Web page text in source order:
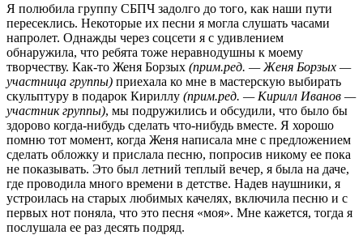
Я полюбила группу СБПЧ задолго до того, как наши пути
пересеклись. Некоторые их песни я могла слушать часами
напролет. Однажды через соцсети я с удивлением
обнаружила, что ребята тоже неравнодушны к моему
творчеству. Как-то Женя Борзых (прим.ред. — Женя Борзых —
участница группы) приехала ко мне в мастерскую выбирать
скульптуру в подарок Кириллу (прим.ред. — Кирилл Иванов —
участник группы), мы подружились и обсудили, что было бы
здорово когда-нибудь сделать что-нибудь вместе. Я хорошо
помню тот момент, когда Женя написала мне с предложением
сделать обложку и прислала песню, попросив никому ее пока
не показывать. Это был летний теплый вечер, я была на даче,
где проводила много времени в детстве. Надев наушники, я
устроилась на старых любимых качелях, включила песню и с
первых нот поняла, что это песня «моя». Мне кажется, тогда я
послушала ее раз десять подряд.